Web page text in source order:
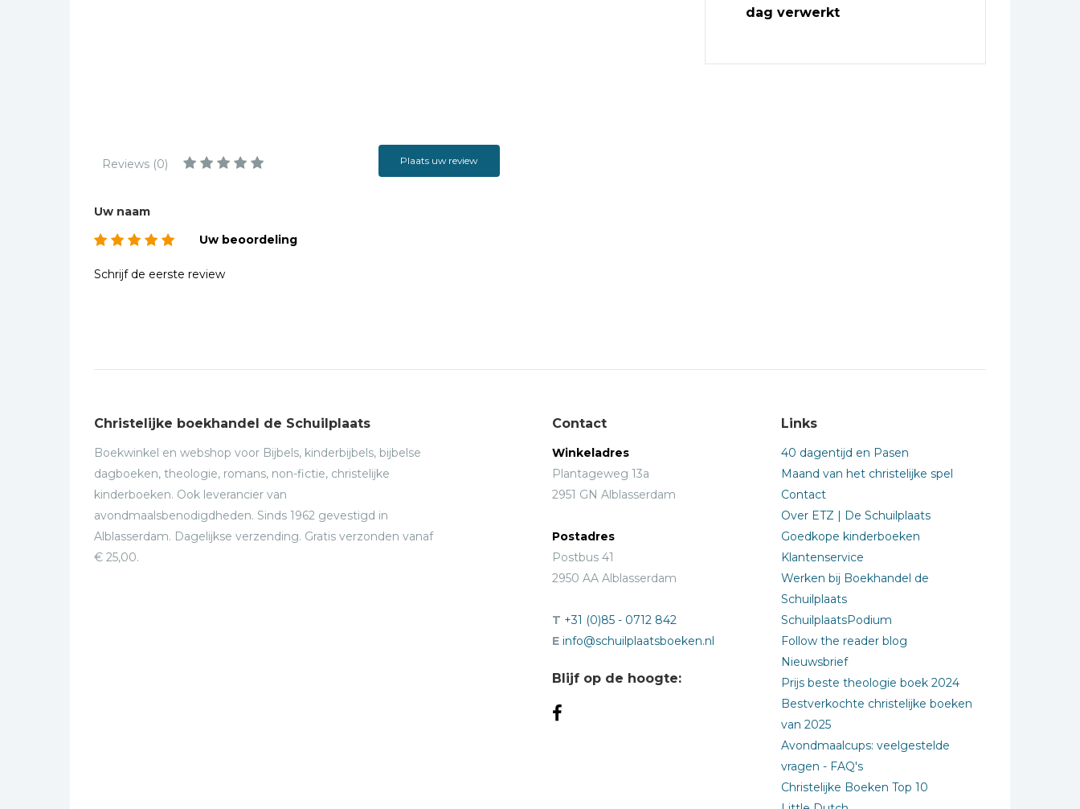
Management &
Politiek
Regio | Alblasserwaard
Romans
dag verwerkt
Reviews (0) Plaats uw review
Uw naam
Uw beoordeling
Schrijf de eerste review
Christelijke boekhandel de Schuilplaats
Boekwinkel en webshop voor Bijbels, kinderbijbels, bijbelse
dagboeken, theologie, romans, non-fictie, christelijke
kinderboeken. Ook leverancier van
avondmaalsbenodigdheden. Sinds 1962 gevestigd in
Alblasserdam. Dagelijkse verzending. Gratis verzonden vanaf
€ 25,00.
Contact
Winkeladres
Plantageweg 13a
2951 GN Alblasserdam
Postadres
Postbus 41
2950 AA Alblasserdam
T +31 (0)85 - 0712 842
E info@schuilplaatsboeken.nl
Blijf op de hoogte:
Links
40 dagentijd en Pasen
Maand van het christelijke spel
Contact
Over ETZ | De Schuilplaats
Goedkope kinderboeken
Klantenservice
Werken bij Boekhandel de
Schuilplaats
SchuilplaatsPodium
Follow the reader blog
Nieuwsbrief
Prijs beste theologie boek 2024
Bestverkochte christelijke boeken
van 2025
Avondmaalcups: veelgestelde
vragen - FAQ's
Christelijke Boeken Top 10